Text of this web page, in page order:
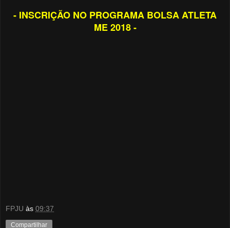
- INSCRIÇÃO NO PROGRAMA BOLSA ATLETA
ME 2018 -
FPJU às 09:37
Compartilhar